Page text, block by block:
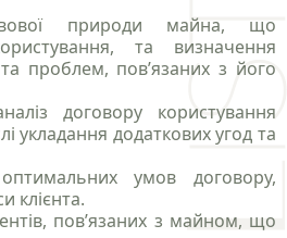
природи майна, що
та визначення
проблем, пов’язаних з його
договору користування
укладання додаткових угод та
умов договору,
клієнта.
пов’язаних з майном, що